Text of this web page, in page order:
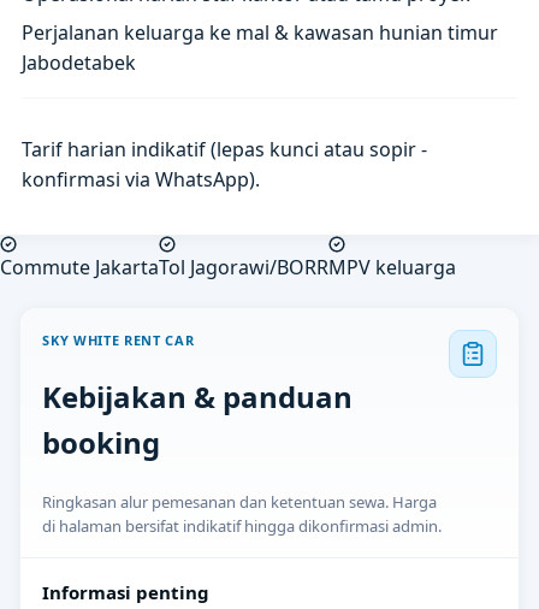
Perjalanan keluarga ke mal & kawasan hunian timur
Jabodetabek
Tarif harian indikatif (lepas kunci atau sopir -
konfirmasi via WhatsApp).
Commute JakartaTol Jagorawi/BORRMPV keluarga
SKY WHITE RENT CAR
Kebijakan & panduan
booking
Ringkasan alur pemesanan dan ketentuan sewa. Harga
di halaman bersifat indikatif hingga dikonfirmasi admin.
Informasi penting